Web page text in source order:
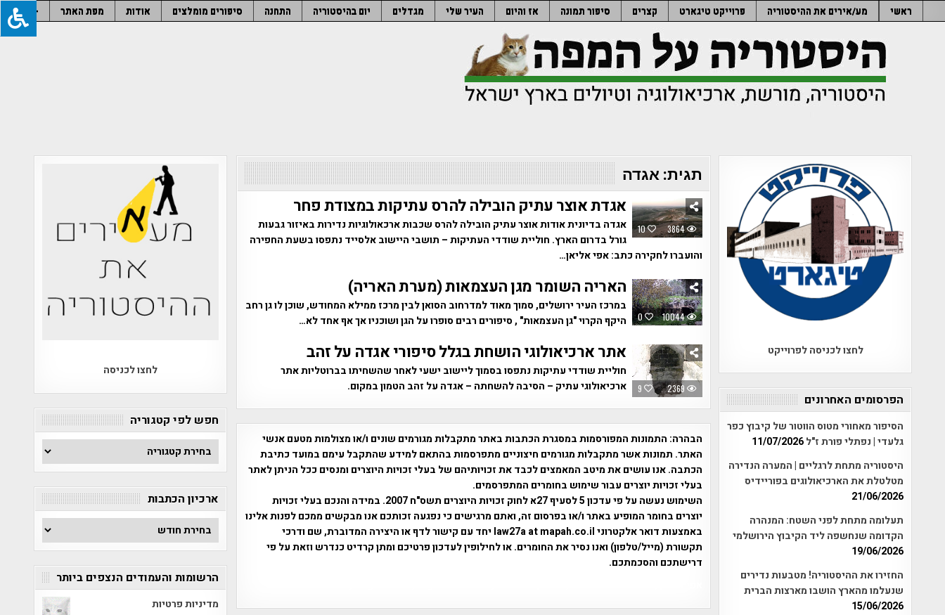
to
ראשי מע/אירים את ההיסטוריה פרוייקט טיגארט קצרים סיפור תמונה אז והיום העיר שלי מגדלים יום בהיסטוריה התחנה סיפורים מומלצים אודות מפת האתר –
תגית:אגדה
10 3864
אגדת אוצר עתיק הובילה להרס עתיקות במצודת פחר
אגדה בדיונית אודות אוצר עתיק הובילה להרס שכבות ארכאולוגיות נדירות באיזור גבעות
גורל בדרום הארץ. חוליית שודדי העתיקות – תושבי היישוב אלסייד נתפסו בשעת החפירה
והועברו לחקירה כתב: אפי אליאן…
0 10044
האריה השומר מגן העצמאות (מערת האריה)
במרכז העיר ירושלים, סמוך מאוד למדרחוב הסואן לבין מרכז ממילא המחודש, שוכן לו גן רחב
היקף הקרוי "גן העצמאות" , סיפורים רבים סופרו על הגן ושוכניו אך אף אחד לא…
9 2369
אתר ארכיאולוגי הושחת בגלל סיפורי אגדה על זהב
חוליית שודדי עתיקות נתפסו בסמוך ליישוב ישעי לאחר שהשחיתו בברוטליות אתר
ארכיאולוגי עתיק – הסיבה להשחתה – אגדה על זהב הטמון במקום.
הבהרה: התמונות המפורסמות במסגרת הכתבות באתר מתקבלות מגורמים שונים ו/או מצולמות מטעם אנשי
האתר. תמונות אשר מתקבלות מגורמים חיצוניים מתפרסמות בהתאם למידע שהתקבל עימם במועד כתיבת
הכתבה. אנו עושים את מיטב המאמצים לכבד את זכויותיהם של בעלי זכויות היוצרים ומנסים ככל הניתן לאתר
בעלי זכויות יוצרים עבור שימוש בחומרים המתפרסמים.
השימוש נעשה על פי עדכון 5 לסעיף 27א לחוק זכויות היוצרים תשס"ח 2007. במידה והנכם בעלי זכויות
יוצרים בחומר המופיע באתר ו/או בפרסום זה, ואתם מרגישים כי נפגעה זכותכם אנו מבקשים ממכם לפנות אלינו
באמצעות דואר אלקטרוני law27a at mapah.co.il יחד עם קישור לדף או היצירה המדוברת, שם ודרכי
תקשורת (מייל/טלפון) ואנו נסיר את החומרים. או לחילופין לעדכון פרטיכם ומתן קרדיט כנדרש וזאת על פי
דרישתכם והסכמתכם.
לחצו לכניסה לפרוייקט
הפרסומים האחרונים
הסיפור מאחורי מטוס הווטור של קיבוץ כפר
גלעדי | נפתלי פורת ז"ל11/07/2026
היסטוריה מתחת לרגליים | המערה הנדירה
מטלטלת את הארכיאולוגים בפוריידיס
21/06/2026
תעלומה מתחת לפני השטח: המנהרה
הקדומה שנחשפה ליד הקיבוץ הירושלמי
19/06/2026
החזירו את ההיסטוריה! מטבעות נדירים
שנעלמו מהארץ הושבו מארצות הברית
15/06/2026
לחצו לכניסה
חפש לפי קטגוריה
חפש
לפי
קטגוריה
ארכיון הכתבות
ארכיון
הכתבות
הרשומות והעמודים הנצפים ביותר
מדיניות פרטיות